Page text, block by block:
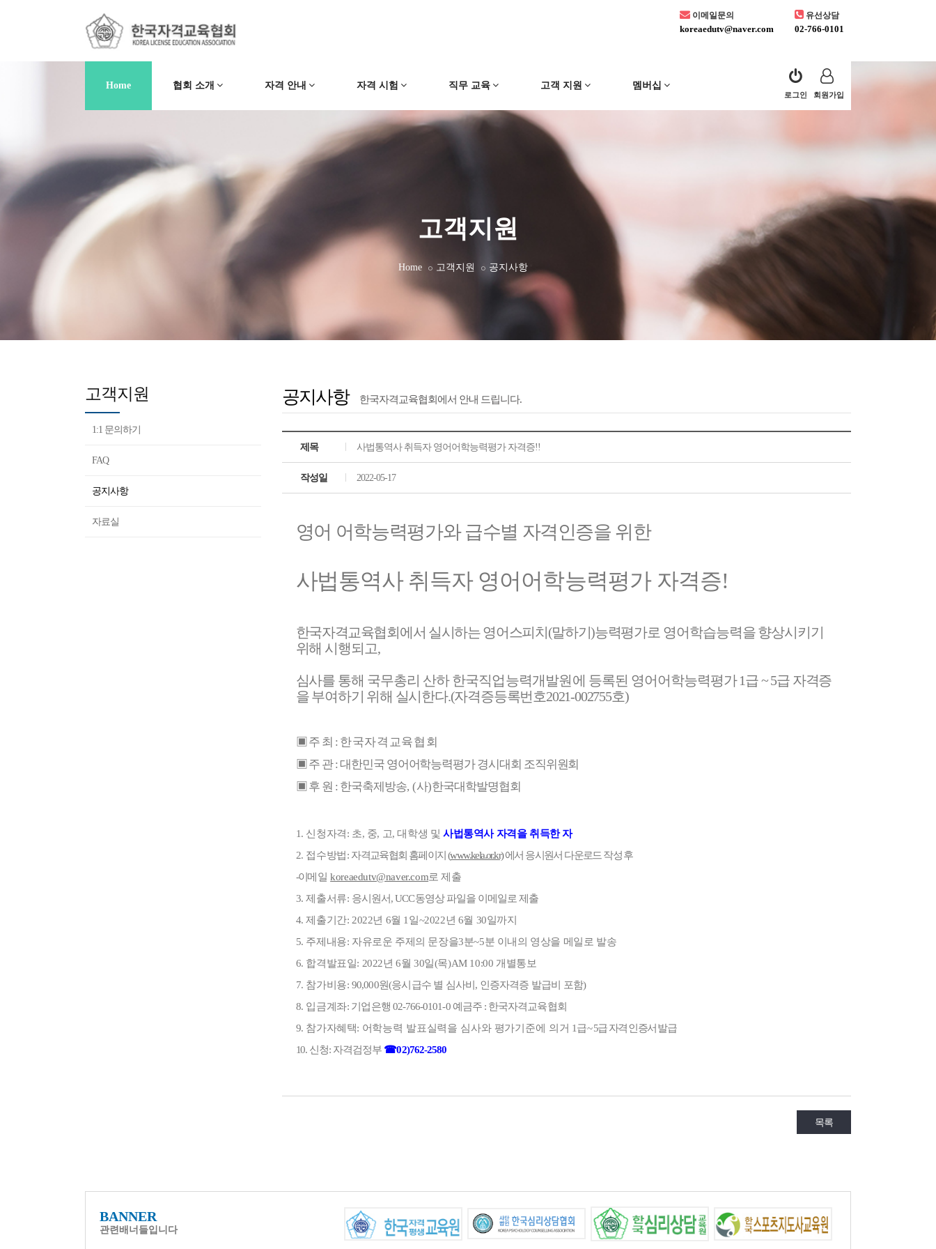
이메일문의
koreaedutv@naver.com
유선상담
02-766-0101
Home 협회 소개 자격 안내 자격 시험 직무 교육 고객 지원 멤버십
로그인 회원가입
고객지원
Home 고객지원 공지사항
공지사항 한국자격교육협회에서 안내 드립니다.
제목 사법통역사 취득자 영어어학능력평가 자격증!!
작성일 2022-05-17
영어 어학능력평가와 급수별 자격인증을 위한
사법통역사 취득자 영어어학능력평가 자격증!
한국자격교육협회에서 실시하는 영어스피치 (말하기)능력평가로 영어학습능력을 향상시키기
위해 시행되고,
심사를 통해 국무총리 산하 한국직업능력개발원에 등록된 영어어학능력평가1급~ 5급 자격증
을부여하기 위해 실시한다.(자격증등록번호2021-002755호)
▣ 주 최 : 한국자격교육협회
▣ 주 관: 대한민국 영어어학능력평가 경시대회 조직위원회
▣ 후 원 : 한국축제방송, (사)한국대학발명협회
1. 신청자격: 초, 중, 고, 대학생 및 사법통역사 자격을 취득한 자
2. 접수방법: 자격교육협회 홈페이지(www.kela.or.kr) 에서 응시원서 다운로드 작성 후
-이 메일koreaedutv@naver.com로 제출
3.제출서류: 응시원서, UCC동영상 파일을 이메일로 제출
4.제출기간: 2022년 6월 1일~2022년 6월 30일까지
5. 주제내용: 자유로운 주제의 문장을3분~5분 이내의 영상을 메일로 발송
6. 합격발표일: 2022년6월 30일(목)AM 10:00 개별통보
7. 참가비용: 90,000원(응시급수 별 심사비 , 인증자격증 발급비 포함)
8. 입금계좌: 기업은행 02-766-0101-0 예금주 : 한국자격교육협회
9. 참가자혜택: 어학능력 발표실력을 심사와 평가기준에 의거 1급~ 5급 자격 인증서 발급
10. 신청: 자격검정부 ☎02)762-2580
목록
고객지원
1:1 문의하기
FAQ
공지사항
자료실
BANNER
관련배너들입니다